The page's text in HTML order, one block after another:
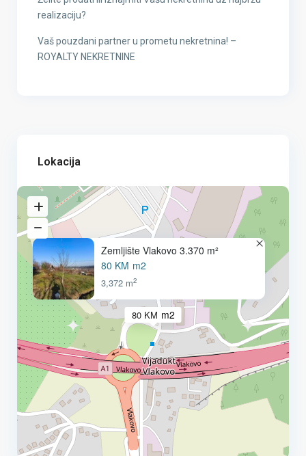
realizaciju?
Vaš pouzdani partner u prometu nekretnina! –
ROYALTY NEKRETNINE
Lokacija
80 KM m2
Zemljište Vlakovo 3.370 m²
80 KM m2
3,372 m2